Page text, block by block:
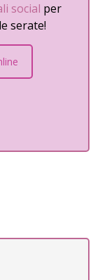
social per
serate!